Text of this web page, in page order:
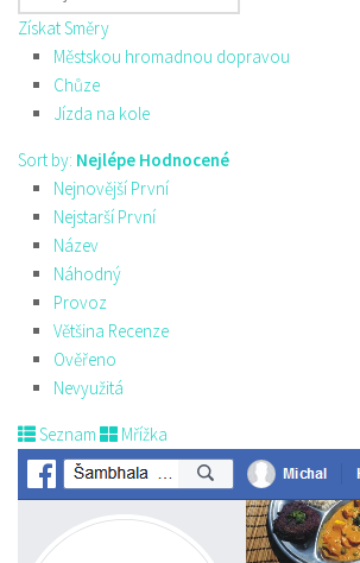
Získat Směry
Městskou hromadnou dopravou
Chůze
Jízda na kole
Sort by: Nejlépe Hodnocené
Nejnovější První
Nejstarší První
Název
Náhodný
Provoz
Většina Recenze
Ověřeno
Nevyužitá
Seznam Mřížka